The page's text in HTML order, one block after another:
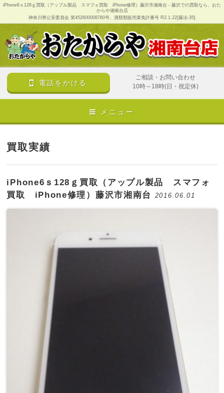
iPhone6ｓ128ｇ買取（アップル製品 スマフォ買取 iPhone修理）藤沢市湘南台 - 藤沢での買取なら、おた
からや湘南台店
神奈川県公安委員会 第452600008760号、酒類類販売業免許番号 R2.1.22[藤法-35]
電話をかける
ご相談・お問い合わせ
10時～18時(日・祝定休)
メニュー
買取実績
iPhone6ｓ128ｇ買取（アップル製品 スマフォ
買取 iPhone修理）藤沢市湘南台
2016.06.01